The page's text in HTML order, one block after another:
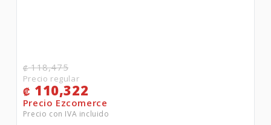
₡118,475
₡ 110,322